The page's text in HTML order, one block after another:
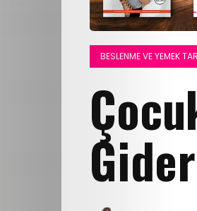
BESLENME VE YEMEK